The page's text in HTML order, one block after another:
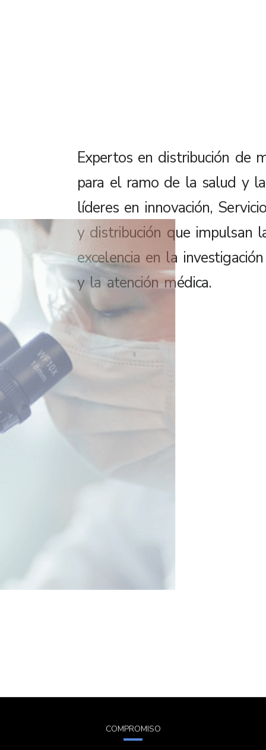
Expertos en distribución de
para el ramo de la salud y la
líderes en innovación,
y distribución que impulsan
excelencia en la
y la atención médica.
COMPROMISO